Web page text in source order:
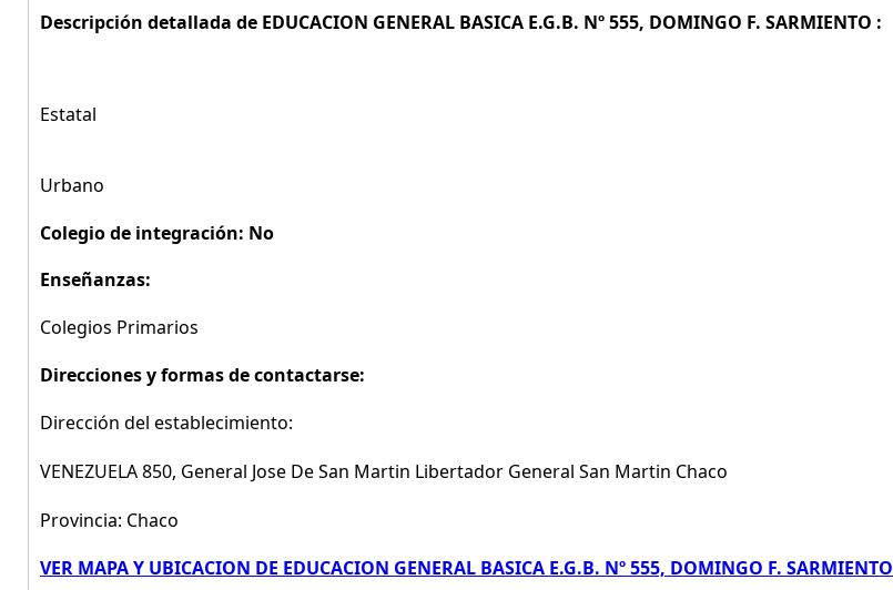
Descripción detallada de EDUCACION GENERAL BASICA E.G.B. Nº 555, DOMINGO F. SARMIENTO :
Estatal
Urbano
Colegio de integración: No
Enseñanzas:
Colegios Primarios
Direcciones y formas de contactarse:
Dirección del establecimiento:
VENEZUELA 850, General Jose De San Martin Libertador General San Martin Chaco
Provincia: Chaco
VER MAPA Y UBICACION DE EDUCACION GENERAL BASICA E.G.B. Nº 555, DOMINGO F. SARMIENTO